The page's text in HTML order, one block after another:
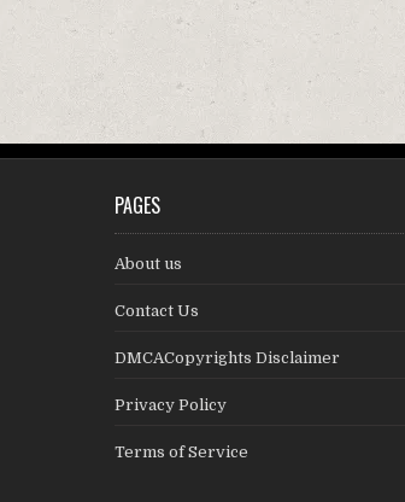
PAGES
About us
Contact Us
DMCACopyrights Disclaimer
Privacy Policy
Terms of Service